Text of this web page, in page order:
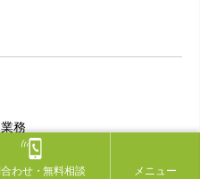
務
電子計算機、事務用機械器
、写真機、光学機器等の売
わせ・無料相談 メニュー